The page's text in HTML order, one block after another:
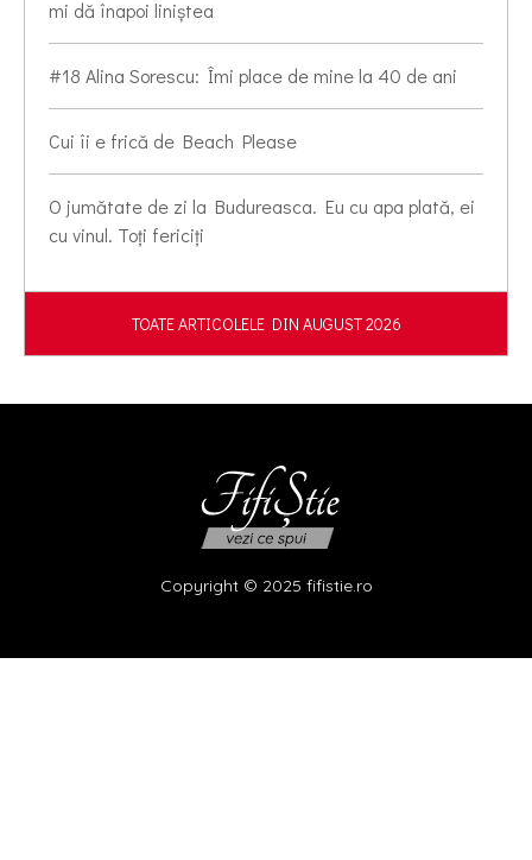
mi dă înapoi liniștea
#18 Alina Sorescu: Îmi place de mine la 40 de ani
Cui îi e frică de Beach Please
O jumătate de zi la Budureasca. Eu cu apa plată, ei
cu vinul. Toți fericiți
TOATE ARTICOLELE DIN AUGUST 2026
Copyright © 2025 fifistie.ro